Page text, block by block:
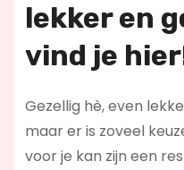
lekker en
vind je
Gezellig hè, even
maar er is zoveel
voor je kan zijn een